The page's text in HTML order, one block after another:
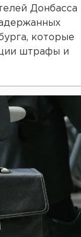
Донбасса
которые
штрафы и